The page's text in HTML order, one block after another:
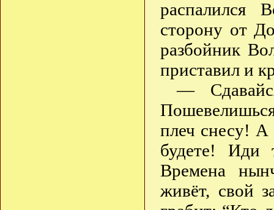
распалился
сторону от
разбойник
приставил и
—
плеч снесу!
будете!
Времена
живёт, свой